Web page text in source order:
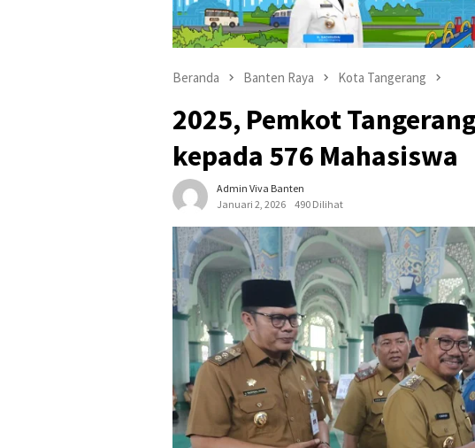
Beranda Banten Raya Kota Tangerang
2025, Pemkot
kepada 576 Mahasiswa
Admin Viva Banten
Januari 2, 2026
490 Dilihat